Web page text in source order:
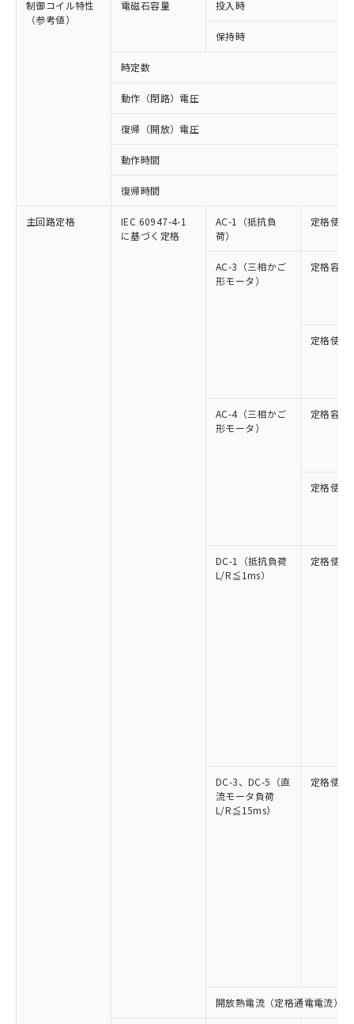
制御コイル特性
（参考値）
電磁石容量 投入時
保持時
時定数
動作（閉路）電圧
復帰（開放）電圧
動作時間
復帰時間
主回路定格
IEC 60947-4-1
に基づく定格
AC-1（抵抗負
荷）
定格使用
AC-3（三相かご
形モータ）
定格容量
定格使用
AC-4（三相かご
形モータ）
定格容量
定格使用
DC-1（抵抗負荷
L/R≦1ms）
定格使用
DC-3、DC-5（直
流モータ負荷
L/R≦15ms）
定格使用
開放熱電流（定格通電電流）